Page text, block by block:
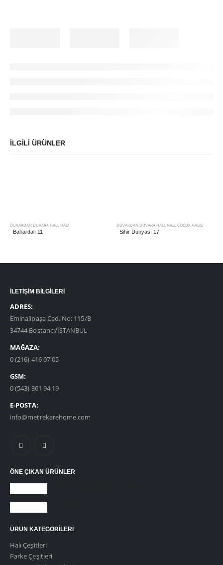
İLGILI ÜRÜNLER
DUVARDAN DUVARA HALI, HALI
Bahardalı 11
DUVARDAN DUVARA HALI, HALI, ÇOCUK HALISI
Sihir Dünyası 17
İLETİŞİM BİLGİLERİ
ADRES:
Eminalipaşa Cad. No: 115/B
34744 Bostancı/İSTANBUL
MAĞAZA:
0 (216) 416 07 05
GSM:
0 (543) 361 94 19
E-POSTA:
info@metrekarehome.com
ÖNE ÇIKAN ÜRÜNLER
ÜRÜN KATEGORILERI
Halı Çeşitleri
Parke Çeşitleri